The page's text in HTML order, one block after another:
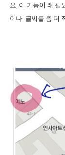
요. 이 기능이 왜 필
이나 글씨를 좀 더